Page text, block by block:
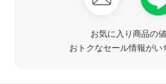
お気に入り商品の
おトクなセール情報がい